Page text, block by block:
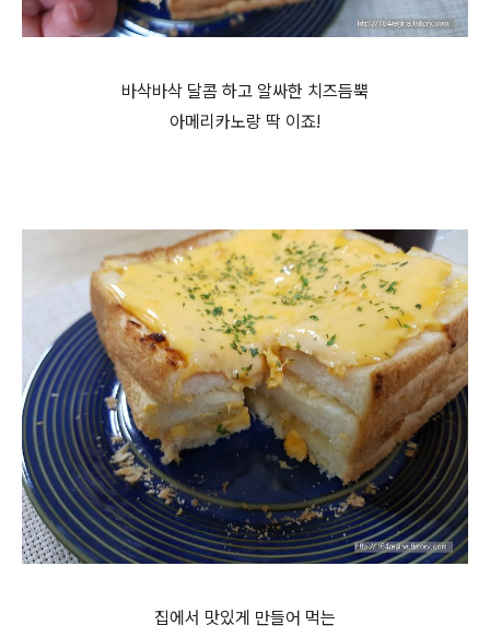
바삭바삭 달콤 하고 알싸한 치즈듬뿍
아메리카노랑 딱 이죠!
집에서 맛있게 만들어 먹는